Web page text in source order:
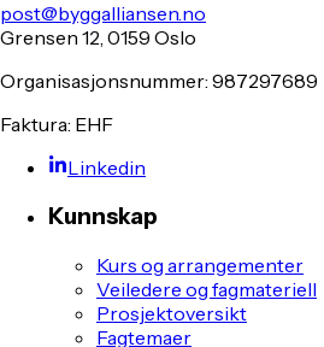
post@byggalliansen.no
Grensen 12, 0159 Oslo
Organisasjonsnummer: 987297689
Faktura: EHF
Linkedin
Kunnskap
Kurs og arrangementer
Veiledere og fagmateriell
Prosjektoversikt
Fagtemaer